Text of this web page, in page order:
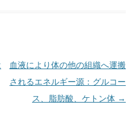
血液により体の他の組織へ運搬
されるエネルギー源：グルコー
ス、脂肪酸、ケトン体 →